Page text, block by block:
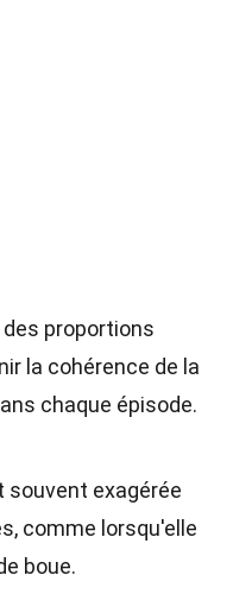
proportions
la cohérence de la
chaque épisode.
souvent exagérée
comme lorsqu'elle
boue.